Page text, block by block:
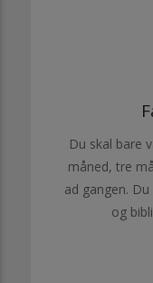
Du skal bare
måned, tre
ad gangen.
og